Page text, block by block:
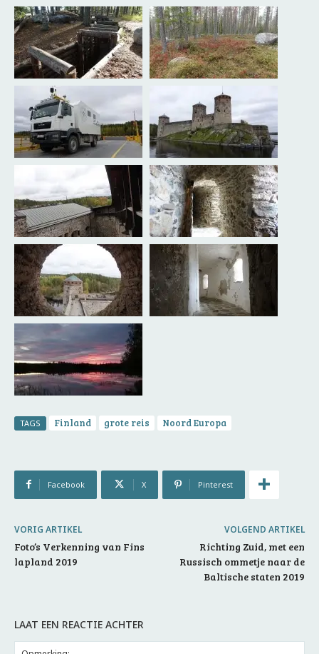
TAGS Finland grote reis Noord Europa
Facebook X Pinterest
VORIG ARTIKEL
Foto’s Verkenning van Fins
lapland 2019
VOLGEND ARTIKEL
Richting Zuid, met een
Russisch ommetje naar de
Baltische staten 2019
LAAT EEN REACTIE ACHTER